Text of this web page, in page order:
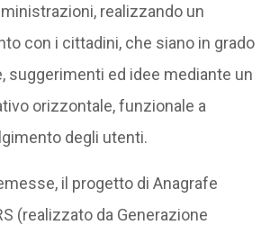
realizzando un
con i cittadini, che siano in grado
suggerimenti ed idee mediante un
orizzontale, funzionale a
degli utenti.
il progetto di Anagrafe
(realizzato da Generazione